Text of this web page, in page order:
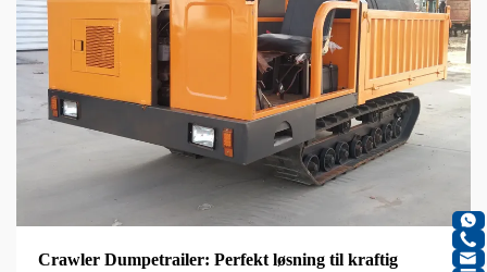
Crawler Dumpetrailer: Perfekt løsning til kraftig